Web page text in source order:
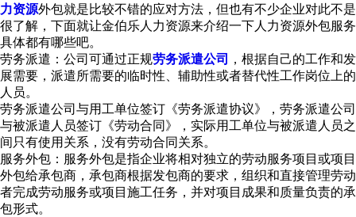
力资源外包就是比较不错的应对方法，但也有不少企业对此不是
很了解，下面就让金伯乐人力资源来介绍一下人力资源外包服务
具体都有哪些吧。
劳务派遣：公司可通过正规劳务派遣公司
，根据自己的工作和发
展需要，派遣所需要的临时性、辅助性或者替代性工作岗位上的
人员。
劳务派遣公司与用工单位签订《劳务派遣协议》，劳务派遣公司
与被派遣人员签订《劳动合同》，实际用工单位与被派遣人员之
间只有使用关系，没有劳动合同关系。
服务外包：服务外包是指企业将相对独立的劳动服务项目或项目
外包给承包商，承包商根据发包商的要求，组织和直接管理劳动
者完成劳动服务或项目施工任务，并对项目成果和质量负责的承
包形式。